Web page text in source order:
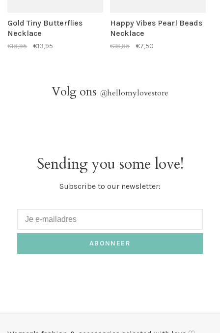
Gold Tiny Butterflies
Necklace
€18,95 €13,95
Happy Vibes Pearl Beads
Necklace
€18,95 €7,50
Volg ons @hellomylovestore
Sending you some love!
Subscribe to our newsletter:
ABONNEER